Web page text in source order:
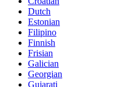
Dutch
Estonian
Filipino
Finnish
Frisian
Galician
Georgian
Gujarati